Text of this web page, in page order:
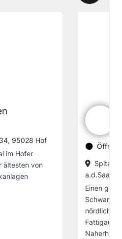
95028 Hof
im Hofer
ältesten von
a.d.Saale
Einen
nördlichen
Fattigau.